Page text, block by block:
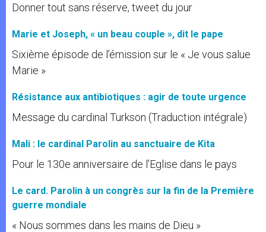
Donner tout sans réserve, tweet du jour
Marie et Joseph, « un beau couple », dit le pape
Sixième épisode de l’émission sur le « Je vous salue
Marie »
Résistance aux antibiotiques : agir de toute urgence
Message du cardinal Turkson (Traduction intégrale)
Mali : le cardinal Parolin au sanctuaire de Kita
Pour le 130e anniversaire de l’Eglise dans le pays
Le card. Parolin à un congrès sur la fin de la Première
guerre mondiale
« Nous sommes dans les mains de Dieu »